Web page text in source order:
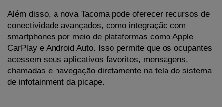
Além disso, a nova Tacoma pode oferecer recursos de
conectividade avançados, como integração com
smartphones por meio de plataformas como Apple
CarPlay e Android Auto. Isso permite que os ocupantes
acessem seus aplicativos favoritos, mensagens,
chamadas e navegação diretamente na tela do sistema
de infotainment da picape.